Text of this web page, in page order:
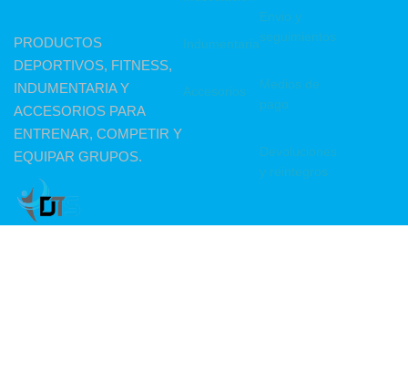
PRODUCTOS
DEPORTIVOS, FITNESS,
INDUMENTARIA Y
ACCESORIOS PARA
ENTRENAR, COMPETIR Y
EQUIPAR GRUPOS.
Indumentaria
Accesorios
Envio y
seguimientos
Medios de
pago
Devoluciones
y reintegros